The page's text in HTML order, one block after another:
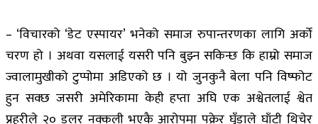
– ‘विचारको ‘डेट एस्पायर’ भनेको समाज रुपान्तरणका लागि अर्को
चरण हो । अथवा यसलाई यसरी पनि बुझ्न सकिन्छ कि हाम्रो समाज
ज्वालामुखीको टुप्पोमा अडिएको छ । यो जुनकुनै बेला पनि विष्फोट
हुन सक्छ जसरी अमेरिकामा केही हप्ता अघि एक अश्वेतलाई श्वेत
प्रहरीले २० डलर नक्कली भएकै आरोपमा पक्रेर घुँडाले घाँटी थिचेर